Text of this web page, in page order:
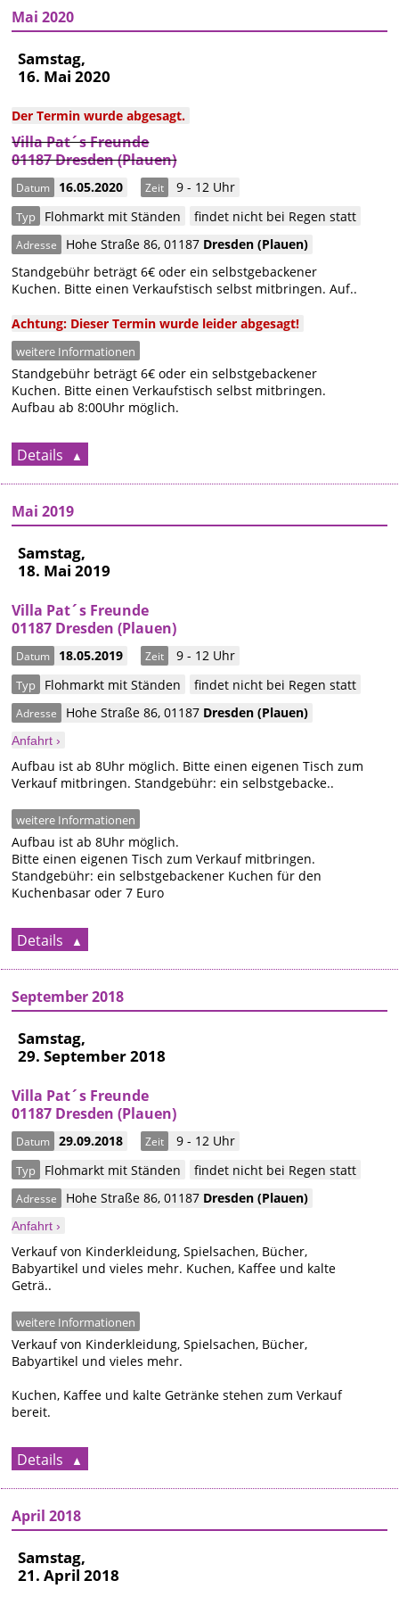
Mai 2020
Samstag,
16. Mai 2020
Der Termin wurde abgesagt.
Villa Pat´s Freunde
01187 Dresden (Plauen)
Datum 16.05.2020 Zeit 9 - 12 Uhr
Typ Flohmarkt mit Ständen findet nicht bei Regen statt
Adresse Hohe Straße 86,01187 Dresden(Plauen)
Standgebühr beträgt 6€ oder ein selbstgebackener
Kuchen. Bitte einen Verkaufstisch selbst mitbringen. Auf..
Achtung: Dieser Termin wurde leider abgesagt!
weitere Informationen
Standgebühr beträgt 6€ oder ein selbstgebackener
Kuchen. Bitte einen Verkaufstisch selbst mitbringen.
Aufbau ab 8:00Uhr möglich.
Details
Mai 2019
Samstag,
18. Mai 2019
Villa Pat´s Freunde
01187 Dresden (Plauen)
Datum 18.05.2019 Zeit 9 - 12 Uhr
Typ Flohmarkt mit Ständen findet nicht bei Regen statt
Adresse Hohe Straße 86,01187 Dresden(Plauen)
Anfahrt ›
Aufbau ist ab 8Uhr möglich. Bitte einen eigenen Tisch zum
Verkauf mitbringen. Standgebühr: ein selbstgebacke..
weitere Informationen
Aufbau ist ab 8Uhr möglich.
Bitte einen eigenen Tisch zum Verkauf mitbringen.
Standgebühr: ein selbstgebackener Kuchen für den
Kuchenbasar oder 7 Euro
Details
September 2018
Samstag,
29. September 2018
Villa Pat´s Freunde
01187 Dresden (Plauen)
Datum 29.09.2018 Zeit 9 - 12 Uhr
Typ Flohmarkt mit Ständen findet nicht bei Regen statt
Adresse Hohe Straße 86,01187 Dresden(Plauen)
Anfahrt ›
Verkauf von Kinderkleidung, Spielsachen, Bücher,
Babyartikel und vieles mehr. Kuchen, Kaffee und kalte
Geträ..
weitere Informationen
Verkauf von Kinderkleidung, Spielsachen, Bücher,
Babyartikel und vieles mehr.
Kuchen, Kaffee und kalte Getränke stehen zum Verkauf
bereit.
Details
April 2018
Samstag,
21. April 2018